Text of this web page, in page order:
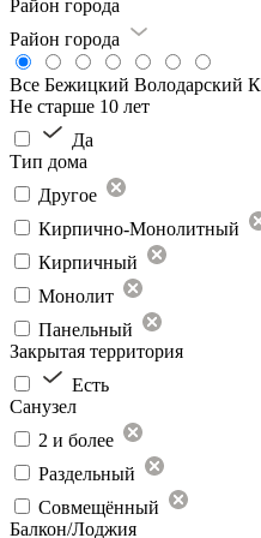
Район города
Район города
Все Бежицкий Володарский
Не старше 10 лет
Да
Тип дома
Другое
Кирпично-Монолитный
Кирпичный
Монолит
Панельный
Закрытая территория
Есть
Санузел
2 и более
Раздельный
Совмещённый
Балкон/Лоджия